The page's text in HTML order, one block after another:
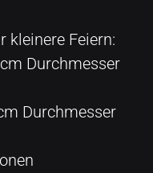
kleinere Feiern:
Durchmesser
Durchmesser